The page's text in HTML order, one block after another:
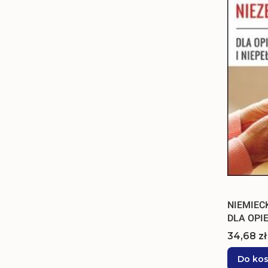
DLA
Cena
34,68 zł
Do